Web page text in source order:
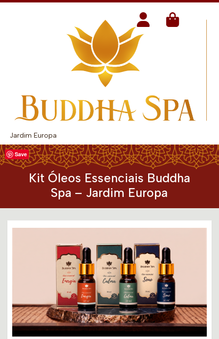
Jardim Europa
Kit Óleos Essenciais Buddha
Spa – Jardim Europa
Save